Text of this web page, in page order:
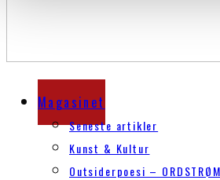
Magasinet
Seneste artikler
Kunst & Kultur
Outsiderpoesi – ORDSTRØM